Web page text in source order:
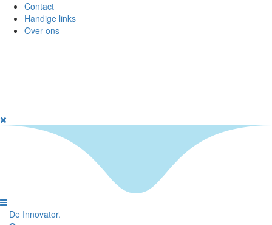
Contact
Handige links
Over ons
De Innovator.